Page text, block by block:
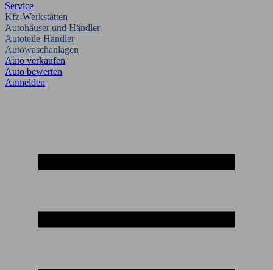
Service
Kfz-Werkstätten
Autohäuser und Händler
Autoteile-Händler
Autowaschanlagen
Auto verkaufen
Auto bewerten
Anmelden